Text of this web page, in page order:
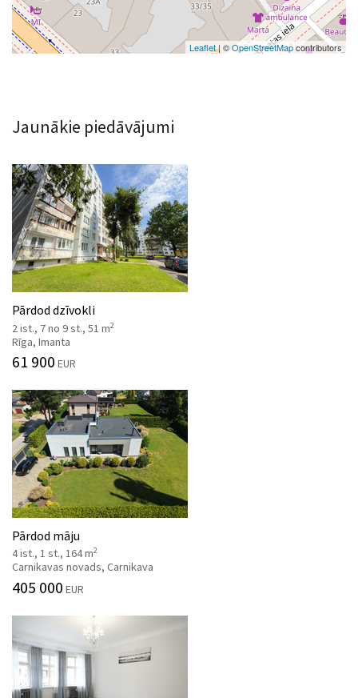
Leaflet| ©OpenStreetMapcontributors
Jaunākie piedāvājumi
Pārdod dzīvokli
2 ist., 7 no 9 st., 51 m2
Rīga, Imanta
61 900 EUR
Pārdod māju
4 ist., 1 st., 164 m2
Carnikavas novads, Carnikava
405 000 EUR